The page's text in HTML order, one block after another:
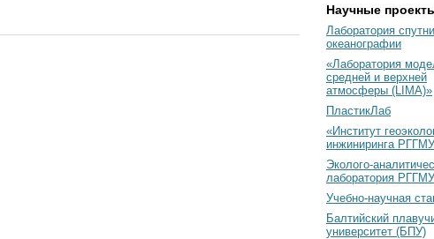
Научные
Лаборатория
океанографии
«Лаборатория
средней и верхней
атмосферы (LIMA)»
ПластикЛаб
«Институт
инжиниринга
Эколого-
лаборатория РГГМУ
Учебно-научная
Балтийский
университет (БПУ)